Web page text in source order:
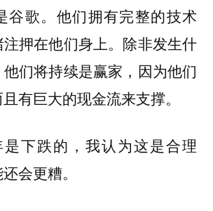
歌。 他们拥有完整的技术
押在他们身上。除非发生什
们将持续是赢家，因为他们
有巨大的现金流来支撑。
下跌的，我认为这是合理
会更糟。